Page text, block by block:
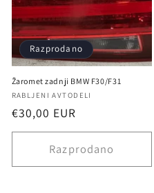
Razprodano
Žaromet zadnji BMW F30/F31
Ponudnik:
RABLJENI AVTODELI
Redna
cena
€30,00 EUR
Razprodano